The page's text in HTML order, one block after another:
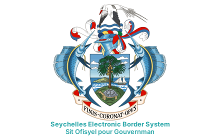
Seychelles Electronic Border System
Sit Ofisyel pour Gouvernman